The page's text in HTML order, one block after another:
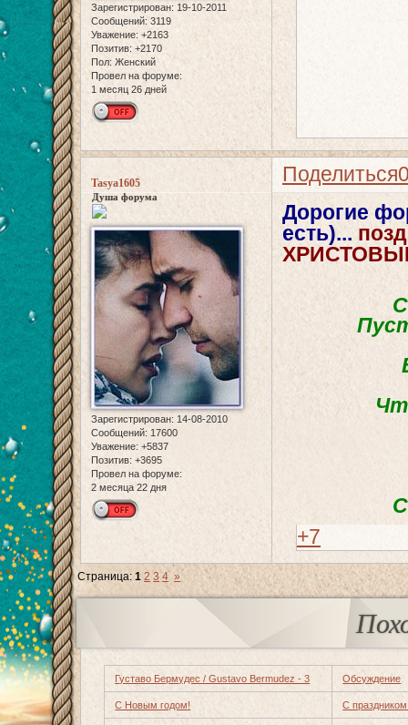
Зарегистрирован: 19-10-2011
Сообщений: 3119
Уважение: +2163
Позитив: +2170
Пол: Женский
Провел на форуме:
1 месяц 26 дней
Поделиться
Tasya1605
Душа форума
Зарегистрирован: 14-08-2010
Сообщений: 17600
Уважение: +5837
Позитив: +3695
Провел на форуме:
2 месяца 22 дня
Дорогие
есть)...
+7
Страница:1 2 3 4 »
Густаво Бермудес / Gustavo Bermudez - 3 Обсуждение
С Новым годом! С